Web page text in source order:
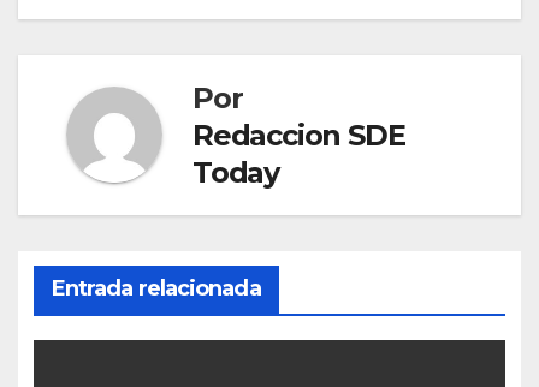
Por
Redaccion SDE
Today
Entrada relacionada